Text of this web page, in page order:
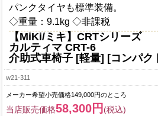
パンクタイヤも標準装備。
◇重量：9.1kg ◇非課税
【MiKi/ミキ】CRTシリーズ
カルティマ CRT-6
介助式車椅子 [軽量] [コンパク
w21-311
メーカー希望小売価格149,000円のところ
当店販売価格58,300円 (税込)